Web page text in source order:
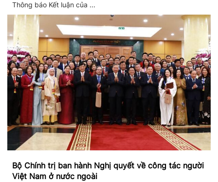
Thông báo Kết luận của ...
Bộ Chính trị ban hành Nghị quyết về công tác người
Việt Nam ở nước ngoài